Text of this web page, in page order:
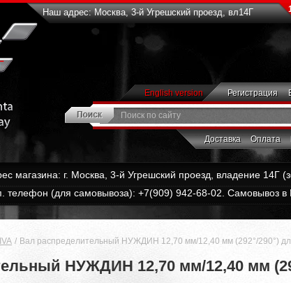
Наш адрес: Москва, 3-й Угрешский проезд, вл14Г
English version Регистрация
Доставка Оплата
магазина: г. Москва, 3-й Угрешский проезд, владение 14Г
телефон (для самовывоза): +7(909) 942-68-02. Самовывоз
Вал распределительный НУЖДИН 12,70 мм/12,40 мм (292°/290°)
НУЖДИН 12,70 мм/12,40 мм